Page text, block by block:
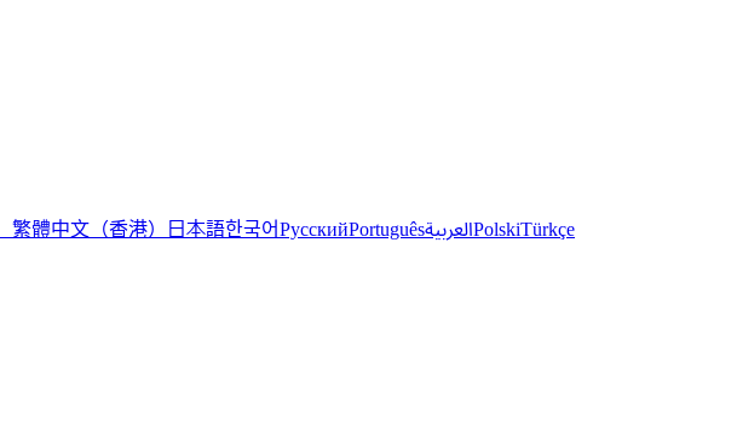
繁體中文（香港） 日本語한국어РусскийPortuguêsالعربيةPolskiTürkçe